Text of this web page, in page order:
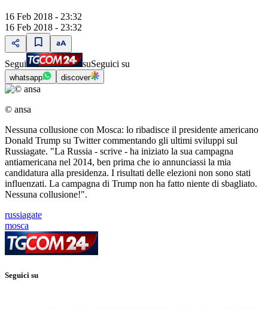
16 Feb 2018 - 23:32
16 Feb 2018 - 23:32
Segui suSeguici su
whatsapp discover
© ansa
Nessuna collusione con Mosca: lo ribadisce il presidente americano
Donald Trump su Twitter commentando gli ultimi sviluppi sul
Russiagate. "La Russia - scrive - ha iniziato la sua campagna
antiamericana nel 2014, ben prima che io annunciassi la mia
candidatura alla presidenza. I risultati delle elezioni non sono stati
influenzati. La campagna di Trump non ha fatto niente di sbagliato.
Nessuna collusione!".
russiagate
mosca
Seguici su